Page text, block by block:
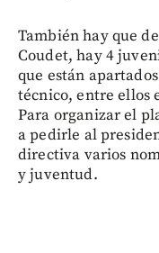
También hay que
Coudet, hay 4
que están
técnico, entre ellos
Para organizar el
a pedirle al
directiva varios
y juventud.